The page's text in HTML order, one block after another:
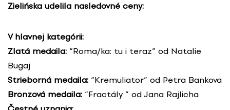
Zielińska udelila nasledovné ceny:
V hlavnej kategórii:
Zlatá medaila: “Roma/ka: tu i teraz” od Natalie
Bugaj
Strieborná medaila: “Kremuliator” od Petra Bankova
Bronzová medaila: “Fractály ” od Jana Rajlicha